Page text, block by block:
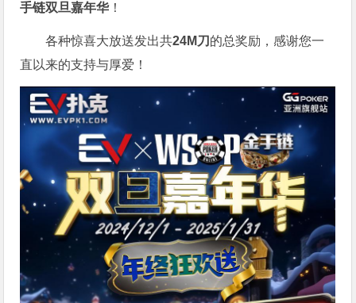
手链双旦嘉年华！
各种惊喜大放送发出共24M刀 的总奖励，感谢您一
直以来的支持与厚爱！